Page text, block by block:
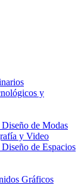
y
de Modas
y Video
de Espacios
Gráficos